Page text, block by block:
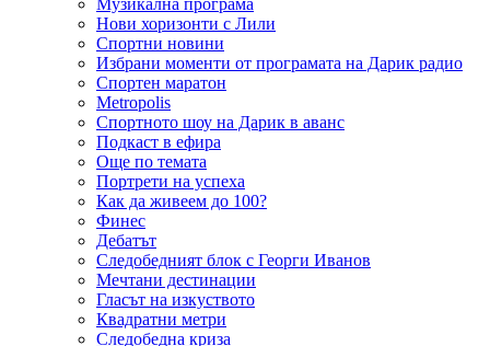
Музикална програма
Нови хоризонти с Лили
Спортни новини
Избрани моменти от програмата на Дарик радио
Спортен маратон
Metropolis
Спортното шоу на Дарик в аванс
Подкаст в ефира
Още по темата
Портрети на успеха
Как да живеем до 100?
Финес
Дебатът
Следобедният блок с Георги Иванов
Мечтани дестинации
Гласът на изкуството
Квадратни метри
Следобедна криза